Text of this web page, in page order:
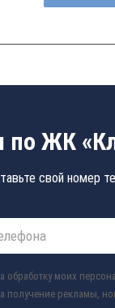
ЖК
свой номер
обработку моих
получение рекламы,